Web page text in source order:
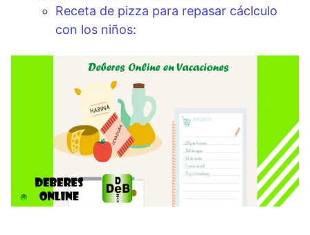
Receta de pizza para repasar cáclculo
con los niños: